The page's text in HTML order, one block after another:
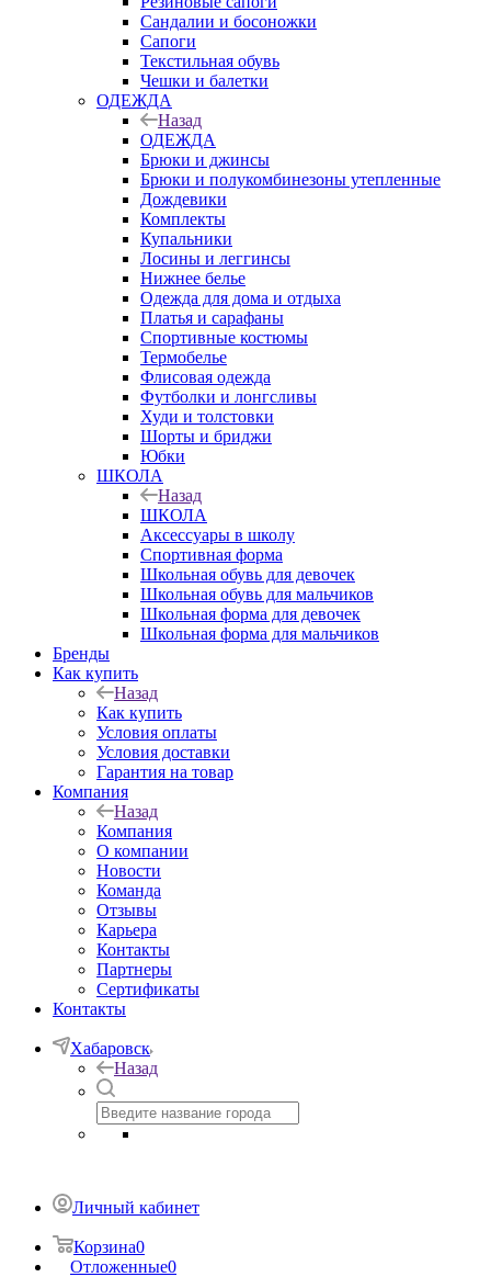
Сандалии и босоножки
Сапоги
Текстильная обувь
Чешки и балетки
ОДЕЖДА
Назад
ОДЕЖДА
Брюки и джинсы
Брюки и полукомбинезоны утепленные
Дождевики
Комплекты
Купальники
Лосины и леггинсы
Нижнее белье
Одежда для дома и отдыха
Платья и сарафаны
Спортивные костюмы
Термобелье
Флисовая одежда
Футболки и лонгсливы
Худи и толстовки
Шорты и бриджи
Юбки
ШКОЛА
Назад
ШКОЛА
Аксессуары в школу
Спортивная форма
Школьная обувь для девочек
Школьная обувь для мальчиков
Школьная форма для девочек
Школьная форма для мальчиков
Бренды
Как купить
Назад
Как купить
Условия оплаты
Условия доставки
Гарантия на товар
Компания
Назад
Компания
О компании
Новости
Команда
Отзывы
Карьера
Контакты
Партнеры
Сертификаты
Контакты
Хабаровск
Назад
Личный кабинет
Корзина0
Отложенные0